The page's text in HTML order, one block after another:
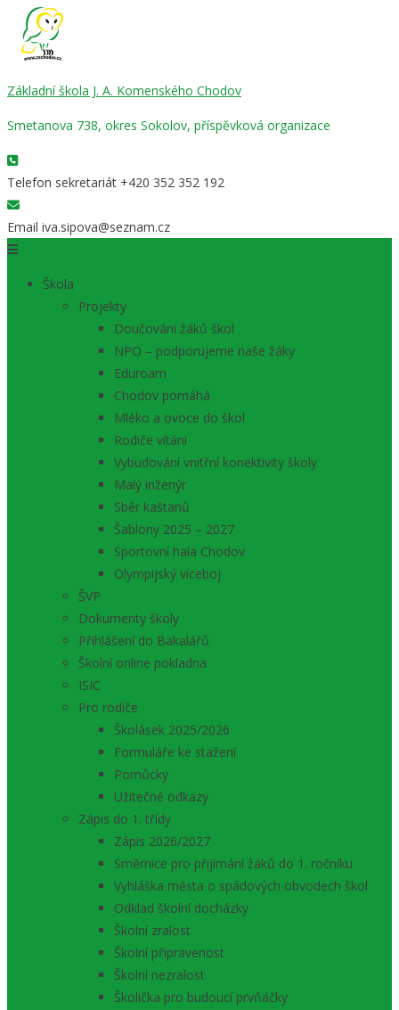
Základní škola J. A. Komenského Chodov
Smetanova 738, okres Sokolov, příspěvková organizace
Telefon sekretariát +420 352 352 192
Email iva.sipova@seznam.cz
Škola
Projekty
Doučování žáků škol
NPO – podporujeme naše žáky
Eduroam
Chodov pomáhá
Mléko a ovoce do škol
Rodiče vítáni
Vybudování vnitřní konektivity školy
Malý inženýr
Sběr kaštanů
Šablony 2025 – 2027
Sportovní hala Chodov
Olympijský víceboj
ŠVP
Dokumenty školy
Přihlášení do Bakalářů
Školní online pokladna
ISIC
Pro rodiče
Školásek 2025/2026
Formuláře ke stažení
Pomůcky
Užitečné odkazy
Zápis do 1. třídy
Zápis 2026/2027
Směrnice pro přijímání žáků do 1. ročníku
Vyhláška města o spádových obvodech škol
Odklad školní docházky
Školní zralost
Školní připravenost
Školní nezralost
Školička pro budoucí prvňáčky